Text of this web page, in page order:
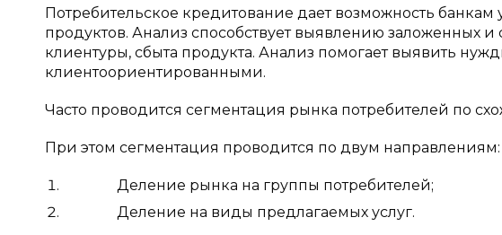
Потребительское кредитование дает возможность
продуктов. Анализ способствует выявлению заложенных
клиентуры, сбыта продукта. Анализ помогает выявить
клиентоориентированными.
Часто проводится сегментация рынка потребителей по
При этом сегментация проводится по двум направлениям:
Деление рынка на группы потребителей;
Деление на виды предлагаемых услуг.